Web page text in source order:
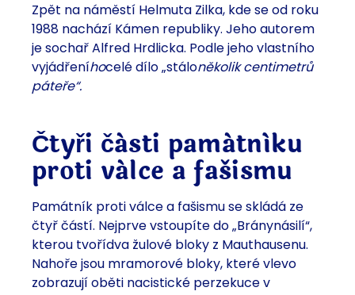
Zpět na náměstí Helmuta Zilka, kde se od roku
1988 nachází Kámen republiky. Jeho autorem
jesochař Alfred Hrdlicka. Podle jeho vlastního
vyjádřeníhocelé dílo „stáloněkolik centimetrů
páteře“.
Čtyři části památníku
proti válce a fašismu
Památník proti válce a fašismu se skládá ze
čtyř částí. Nejprve vstoupíte do „Bránynásilí“,
kterou tvořídva žulové bloky z Mauthausenu.
Nahoře jsou mramorové bloky, které vlevo
zobrazují oběti nacistické perzekuce v